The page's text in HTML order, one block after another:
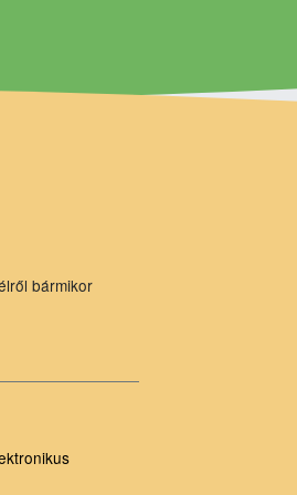
bármikor